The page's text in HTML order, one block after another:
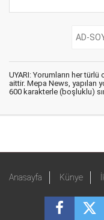
UYARI: Yorumların her
aittir. Mepa News, yapılan
600 karakterle (boşluklu)
Anasayfa Künye